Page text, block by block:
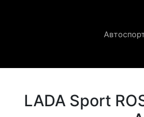
LADA Sport